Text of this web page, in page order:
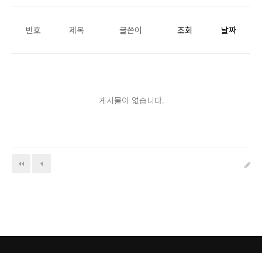
번호 제목 글쓴이 조회 날짜
게시물이 없습니다.